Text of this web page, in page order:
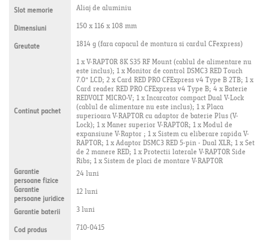
Slot memorie Aliaj de aluminiu
Dimensiuni 150 x 116 x 108 mm
Greutate 1814 g (fara capacul de montura si cardul CFexpress)
Continut pachet
1 x V-RAPTOR 8K S35 RF Mount (cablul de alimentare nu
este inclus); 1 x Monitor de control DSMC3 RED Touch
7.0" LCD; 2 x Card RED PRO CFExpress v4 Type B 2TB; 1 x
Card reader RED PRO CFExpress v4 Type B; 4 x Baterie
REDVOLT MICRO-V; 1 x Incarcator compact Dual V-Lock
(cablul de alimentare nu este inclus); 1 x Placa
superioara V-RAPTOR cu adaptor de baterie Plus (V-
Lock); 1 x Maner superior V-RAPTOR; 1 x Modul de
expansiune V-Raptor ; 1 x Sistem cu eliberare rapida V-
RAPTOR; 1 x Adaptor DSMC3 RED 5-pin - Dual XLR; 1 x Set
de 2 manere RED; 1 x Protectii laterale V-RAPTOR Side
Ribs; 1 x Sistem de placi de montare V-RAPTOR
Garantie
persoane fizice 24 luni
Garantie
persoane juridice 12 luni
Garantie baterii 3 luni
Cod produs
710-0415